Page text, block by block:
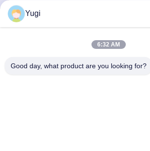
방 502, 빌딩 5, 퀴데 부동산 공원, 2-1번지
Yugi
6:32 AM
Good day, what product are you looking for?